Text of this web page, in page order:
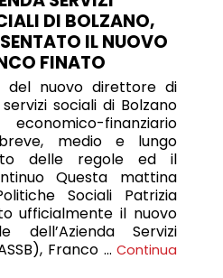
DI BOLZANO,
IL NUOVO
FINATO
nuovo direttore di
servizi sociali di Bolzano
finanziario
medio e lungo
delle regole ed il
Questa mattina
Sociali Patrizia
ufficialmente il nuovo
dell’Azienda Servizi
Franco …Continua